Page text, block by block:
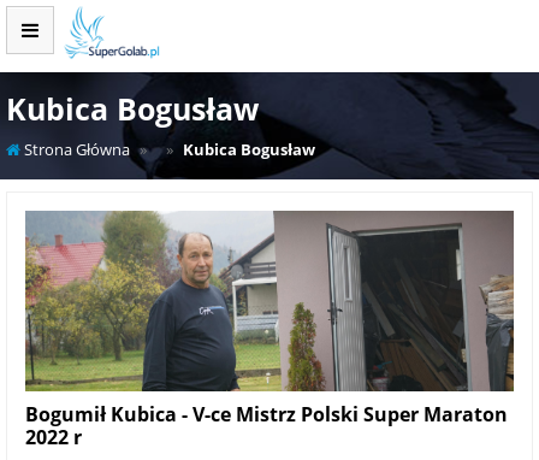
Kubica Bogusław
Strona Główna Kubica Bogusław
Bogumił Kubica - V-ce Mistrz Polski Super Maraton
2022 r